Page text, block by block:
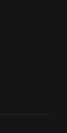
，发射
上山找土